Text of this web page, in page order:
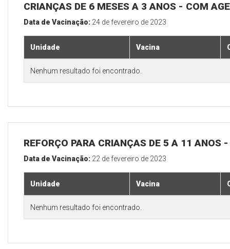
CRIANÇAS DE 6 MESES A 3 ANOS - COM
Data de Vacinação: 24 de fevereiro de 2023
Unidade Vacina
Nenhum resultado foi encontrado.
REFORÇO PARA CRIANÇAS DE 5 A 11 ANOS
Data de Vacinação: 22 de fevereiro de 2023
Unidade Vacina
Nenhum resultado foi encontrado.